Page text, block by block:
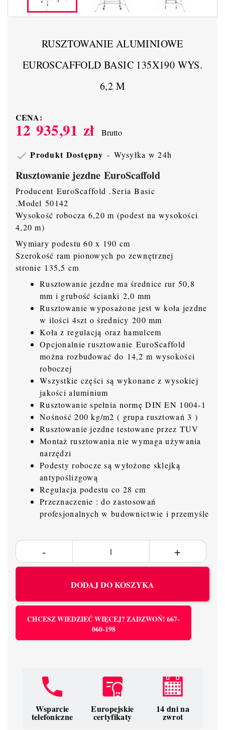
RUSZTOWANIE ALUMINIOWE
EUROSCAFFOLD BASIC 135X190 WYS.
6,2 M
CENA:
12 935,91 zł Brutto
 Produkt Dostępny Wysyłka w 24h
Rusztowanie jezdne EuroScaffold
Producent EuroScaffold .Seria Basic
.Model 50142
Wysokość robocza 6,20 m (podest na wysokości
4,20 m)
Wymiary podestu 60 x 190 cm
Szerokość ram pionowych po zewnętrznej
stronie 135,5 cm
Rusztowanie jezdne ma średnice rur 50,8
mm i grubość ścianki 2,0 mm
Rusztowanie wyposażone jest w koła jezdne
w ilości 4szt o średnicy 200 mm
Koła z regulacją oraz hamulcem
Opcjonalnie rusztowanie EuroScaffold
można rozbudować do 14,2 m wysokości
roboczej
Wszystkie części są wykonane z wysokiej
jakości aluminium
Rusztowanie spełnia normę DIN EN 1004-1
Nośność 200 kg/m2 ( grupa rusztowań 3 )
Rusztowanie jezdne testowane przez TUV
Montaż rusztowania nie wymaga używania
narzędzi
Podesty robocze są wyłożone sklejką
antypoślizgową
Regulacja podestu co 28 cm
Przeznaczenie : do zastosowań
profesjonalnych w budownictwie i przemyśle
DODAJ DO KOSZYKA
CHCESZ WIEDZIEĆ WIĘCEJ? ZADZWOŃ! 667-
060-198
Wsparcie
telefoniczne
Europejskie
certyfikaty
14 dni na
zwrot